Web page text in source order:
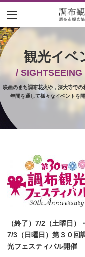
観光イベ
/ SIGHTSEEING
映画のまち調布花火や，深大寺での
年間を通して様々なイベントを
（終了）7/2（土曜日）・
7/3（日曜日）第３０回
光フェスティバル開催